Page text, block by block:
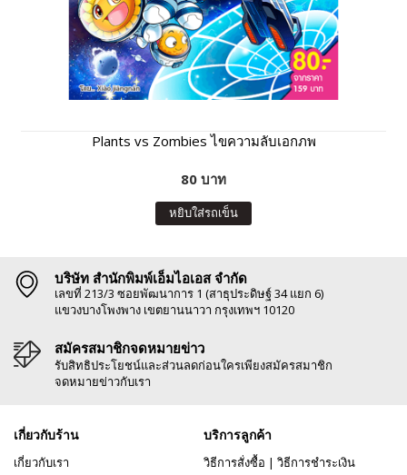
Plants vs Zombies ไขความลับเอกภพ
80 บาท
หยิบใส่รถเข็น
บริษัท สำนักพิมพ์เอ็มไอเอส จำกัด
เลขที่ 213/3 ซอยพัฒนาการ 1 (สาธุประดิษฐ์ 34 แยก 6)
แขวงบางโพงพาง เขตยานนาวา กรุงเทพฯ 10120
สมัครสมาชิกจดหมายข่าว
รับสิทธิประโยชน์และส่วนลดก่อนใครเพียงสมัครสมาชิก
จดหมายข่าวกับเรา
เกี่ยวกับร้าน
เกี่ยวกับเรา
บริการลูกค้า
วิธีการสั่งซื้อ | วิธีการชำระเงิน